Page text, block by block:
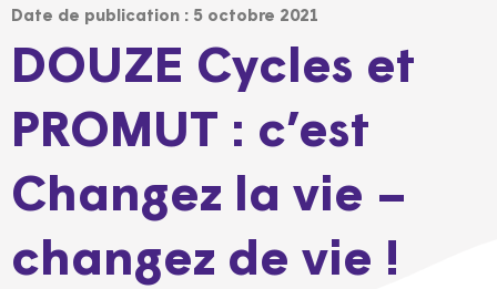
Date de publication : 5 octobre 2021
DOUZE Cycles et
PROMUT : c’est
Changez la vie –
changez de vie !